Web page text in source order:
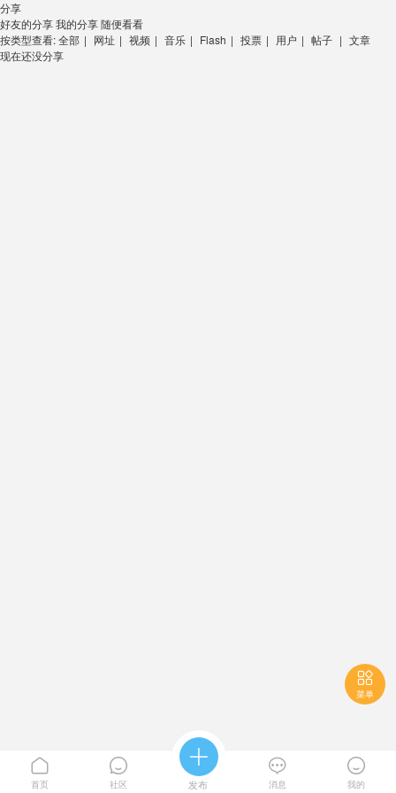
分享
好友的分享我的分享随便看看
按类型查看:全部 | 网址 | 视频 | 音乐 | Flash | 投票 | 用户 | 帖子 | 文章
现在还没分享

菜单

首页

社区

发布

消息

我的